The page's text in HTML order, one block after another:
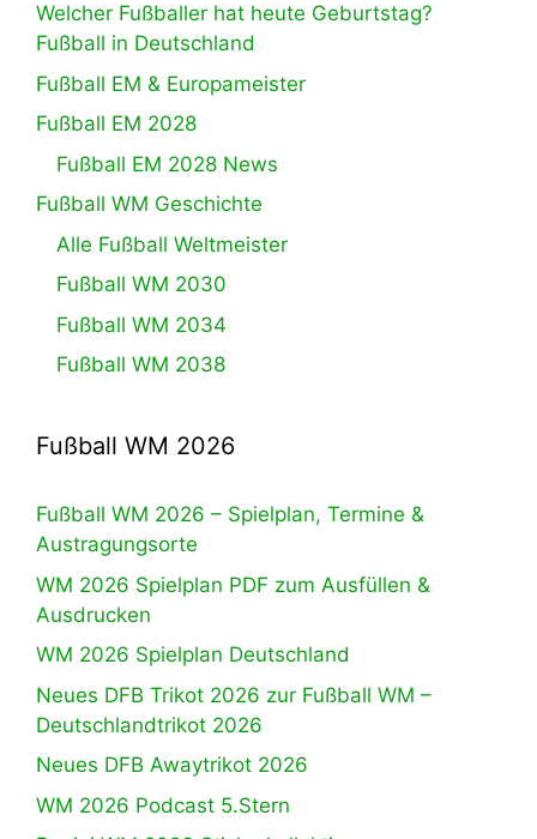
Welcher Fußballer hat heute Geburtstag?
Fußball in Deutschland
Fußball EM & Europameister
Fußball EM 2028
Fußball EM 2028 News
Fußball WM Geschichte
Alle Fußball Weltmeister
Fußball WM 2030
Fußball WM 2034
Fußball WM 2038
Fußball WM 2026
Fußball WM 2026 – Spielplan, Termine &
Austragungsorte
WM 2026 Spielplan PDF zum Ausfüllen &
Ausdrucken
WM 2026 Spielplan Deutschland
Neues DFB Trikot 2026 zur Fußball WM –
Deutschlandtrikot 2026
Neues DFB Awaytrikot 2026
WM 2026 Podcast 5.Stern